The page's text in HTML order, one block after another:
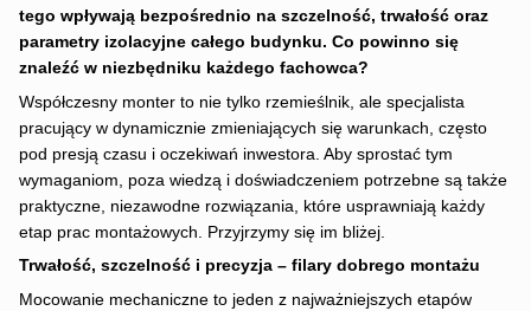
tego wpływają bezpośrednio na szczelność, trwałość oraz
parametry izolacyjne całego budynku. Co powinno się
znaleźć w niezbędniku każdego fachowca?
Współczesny monter to nie tylko rzemieślnik, ale specjalista
pracujący w dynamicznie zmieniających się warunkach, często
pod presją czasu i oczekiwań inwestora. Aby sprostać tym
wymaganiom, poza wiedzą i doświadczeniem potrzebne są także
praktyczne, niezawodne rozwiązania, które usprawniają każdy
etap prac montażowych. Przyjrzymy się im bliżej.
Trwałość, szczelność i precyzja –filary dobrego montażu
Mocowanie mechaniczne to jeden z najważniejszych etapów